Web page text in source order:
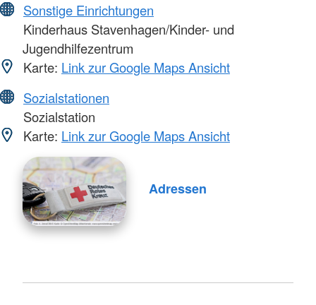
Sonstige Einrichtungen
Kinderhaus Stavenhagen/Kinder- und
Jugendhilfezentrum
Karte: Link zur Google Maps Ansicht
Sozialstationen
Sozialstation
Karte: Link zur Google Maps Ansicht
Adressen